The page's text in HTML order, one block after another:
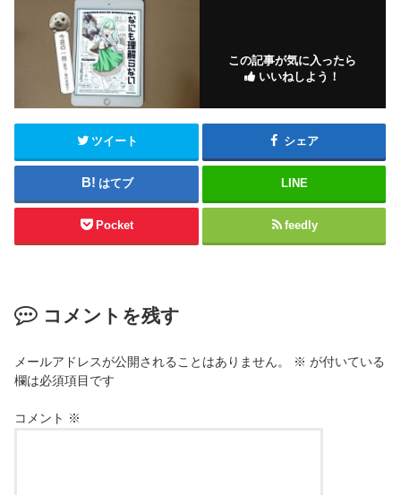
この記事が気に入ったら
いいねしよう！
ツイート シェア
はてブ LINE
Pocket feedly
コメントを残す
メールアドレスが公開されることはありません。 ※ が付いている
欄は必須項目です
コメント ※